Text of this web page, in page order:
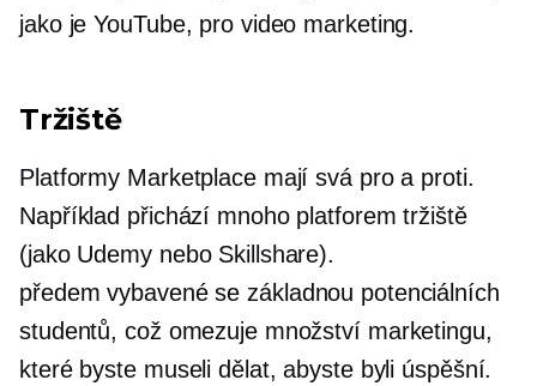
jako je YouTube, pro video marketing.
Tržiště
Platformy Marketplace mají svá pro a proti.
Například přichází mnoho platforem tržiště
(jako Udemy nebo Skillshare).
předem vybavenése základnou potenciálních
studentů, což omezuje množství marketingu,
které byste museli dělat, abyste byli úspěšní.